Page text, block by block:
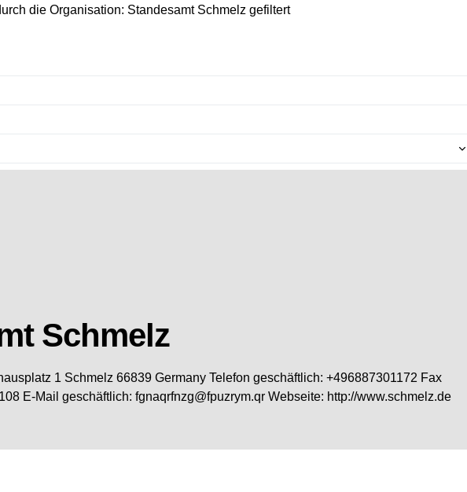
die Organisation: Standesamt Schmelz gefiltert
Schmelz
1 Schmelz 66839 Germany Telefon geschäftlich: +496887301172 Fax
E-Mail geschäftlich: fgnaqrfnzg@fpuzrym.qr Webseite: http://www.schmelz.de